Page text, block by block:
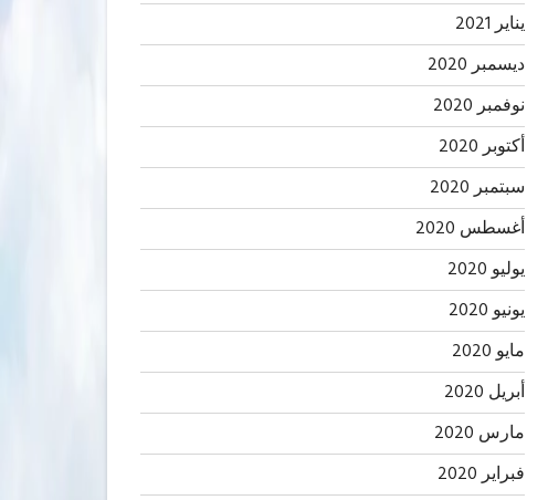
يناير 2021
ديسمبر 2020
نوفمبر 2020
أكتوبر 2020
سبتمبر 2020
أغسطس 2020
يوليو 2020
يونيو 2020
مايو 2020
أبريل 2020
مارس 2020
فبراير 2020